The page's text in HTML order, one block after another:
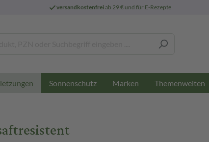
versandkostenfreiab 29 € und für E-Rezepte
Sonnenschutz Marken Themenwelten